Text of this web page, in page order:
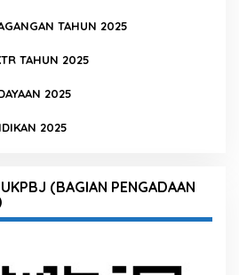
TAHUN 2025
TAHUN 2025
2025
2025
(BAGIAN PENGADAAN